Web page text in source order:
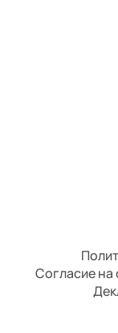
Согласие на